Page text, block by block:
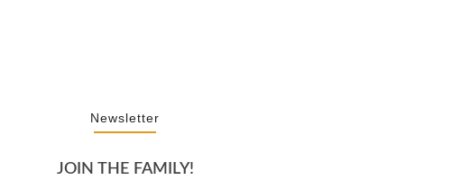
Newsletter
JOIN THE FAMILY!